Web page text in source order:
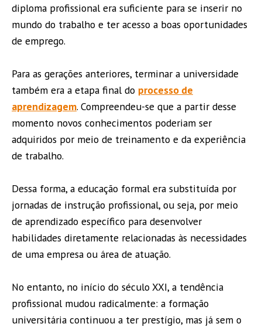
diploma profissional era suficiente para se inserir no
mundo do trabalho e ter acesso a boas oportunidades
de emprego.
Para as gerações anteriores, terminar a universidade
também era a etapa final do processo de
aprendizagem. Compreendeu-se que a partir desse
momento novos conhecimentos poderiam ser
adquiridos por meio de treinamento e da experiência
de trabalho.
Dessa forma, a educação formal era substituída por
jornadas de instrução profissional, ou seja, por meio
de aprendizado específico para desenvolver
habilidades diretamente relacionadas às necessidades
de uma empresa ou área de atuação.
No entanto, no início do século XXI, a tendência
profissional mudou radicalmente: a formação
universitária continuou a ter prestígio, mas já sem o